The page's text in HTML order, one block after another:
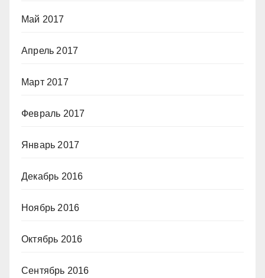
Май 2017
Апрель 2017
Март 2017
Февраль 2017
Январь 2017
Декабрь 2016
Ноябрь 2016
Октябрь 2016
Сентябрь 2016